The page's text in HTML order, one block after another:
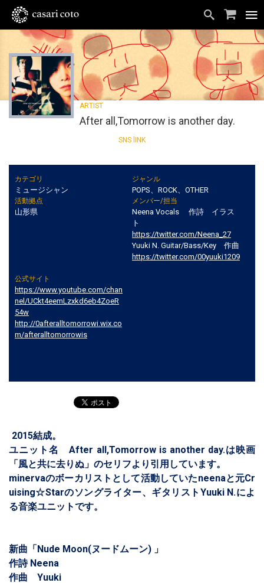
After all,Tomorrow is another day.
カテゴリ
ミュージシャン
ジャンル
POPS、ROCK、OTHER
活動拠点
山形県
メンバー/担当
Neena Vocals 作詩 イラス
ト
https://twitter.com/Neena_27
Yuuki N. Guitar/Bass/Key 作曲
https://twitter.com/00yuuki1209
公式サイト
https://www.youtube.com/chan
nel/UCkt4eemLzxkd6eb4ZoeR
54w
http://0afteralltomorrowi.wix.co
m/afteralltomorrowis
2015結成。
ユニット名 After all,Tomorrow is another day.は映画
「風と共に去りぬ」のセリフより引用しています。
minervaのボーカリストとして活動していたneenaと元Cr
uising☆Starのソングライター、ギタリストYuuki N.によ
る音楽ユニットです。
新曲「Nude Moon(ヌードムーン) 」
作詩 Neena
作曲 Yuuki